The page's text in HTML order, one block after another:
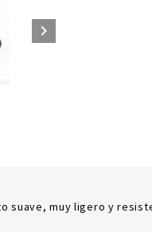

suave, muy ligero y